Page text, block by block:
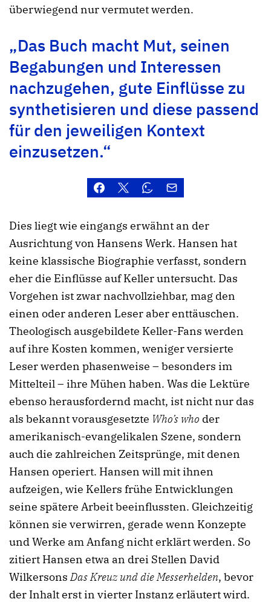
überwiegend nur vermutet werden.
„Das Buch macht Mut, seinen
Begabungen und Interessen
nachzugehen, gute Einflüsse zu
synthetisieren und diese passend
für den jeweiligen Kontext
einzusetzen.“
Dies liegt wie eingangs erwähnt an der
Ausrichtung von Hansens Werk. Hansen hat
keine klassische Biographie verfasst, sondern
eher die Einflüsse auf Keller untersucht. Das
Vorgehen ist zwar nachvollziehbar, mag den
einen oder anderen Leser aber enttäuschen.
Theologisch ausgebildete Keller-Fans werden
auf ihre Kosten kommen, weniger versierte
Leser werden phasenweise – besonders im
Mittelteil – ihre Mühen haben. Was die Lektüre
ebenso herausfordernd macht, ist nicht nur das
als bekannt vorausgesetzte Who’s who der
amerikanisch-evangelikalen Szene, sondern
auch die zahlreichen Zeitsprünge, mit denen
Hansen operiert. Hansen will mit ihnen
aufzeigen, wie Kellers frühe Entwicklungen
seine spätere Arbeit beeinflussten. Gleichzeitig
können sie verwirren, gerade wenn Konzepte
und Werke am Anfang nicht erklärt werden. So
zitiert Hansen etwa an drei Stellen David
WilkersonsDas Kreuz und die Messerhelden, bevor
der Inhalt erst in vierter Instanz erläutert wird.